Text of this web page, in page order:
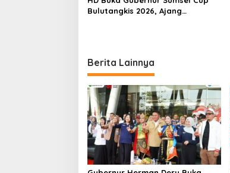
Bulutangkis 2026, Ajang
Berita Lainnya